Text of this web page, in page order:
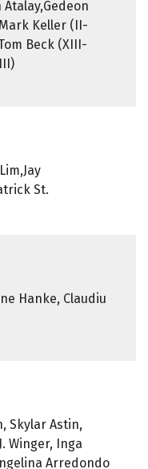
Keller (II-
Beck (XIII-
St.
Hanke, Claudiu
Skylar Astin,
Winger, Inga
Arredondo